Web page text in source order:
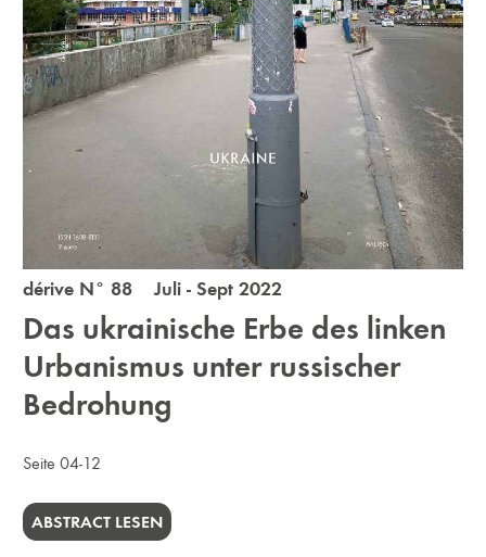
dérive N° 88 Juli - Sept 2022
Das ukrainische Erbe des linken
Urbanismus unter russischer
Bedrohung
Seite 04-12
ABSTRACT LESEN